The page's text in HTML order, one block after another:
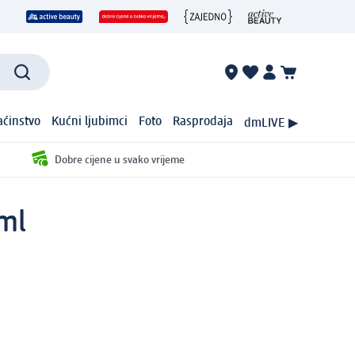
Kućni ljubimci Foto Rasprodaja dmLIVE ▶
Dobre cijene u svako vrijeme